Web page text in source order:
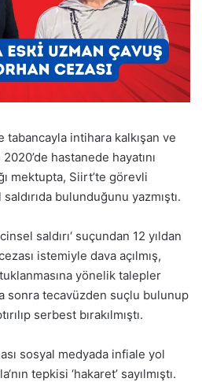
tabancayla intihara kalkışan ve
hastanede hayatını
mektupta, Siirt’te görevli
bulunduğunu yazmıştı.
saldırı‘ suçundan 12 yıldan
istemiyle dava açılmış,
yönelik talepler
sonra tecavüzden suçlu bulunup
serbest bırakılmıştı.
sosyal medyada infiale yol
tepkisi ‘hakaret’ sayılmıştı.